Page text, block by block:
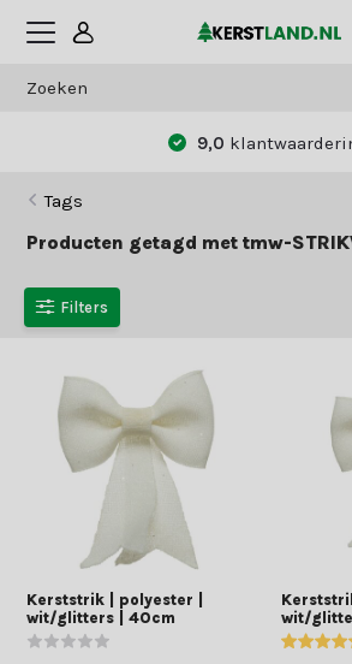
9,0
Tags
Producten getagd met tmw-
Filters
Kerststrik | polyester |
wit/glitters | 40cm
wit/